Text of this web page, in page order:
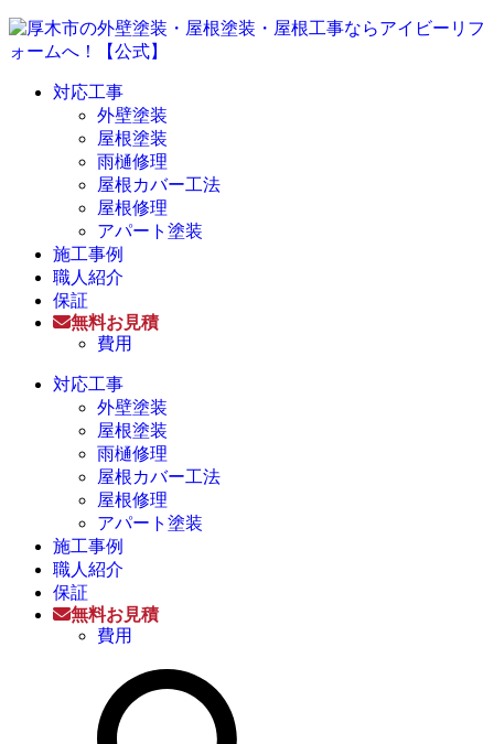
対応工事
外壁塗装
屋根塗装
雨樋修理
屋根カバー工法
屋根修理
アパート塗装
施工事例
職人紹介
保証
無料お見積
費用
対応工事
外壁塗装
屋根塗装
雨樋修理
屋根カバー工法
屋根修理
アパート塗装
施工事例
職人紹介
保証
無料お見積
費用